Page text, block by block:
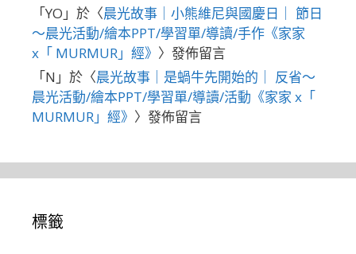
「YO 」於〈晨光故事｜小熊維尼與國慶日｜ 節日
～晨光活動/繪本PPT/學習單/導讀/手作《家家
x「 MURMUR」經》 〉發佈留言
「N 」於〈晨光故事｜是蝸牛先開始的｜ 反省～
晨光活動/繪本PPT/學習單/導讀/活動《家家 x「
MURMUR」經》 〉發佈留言
標籤